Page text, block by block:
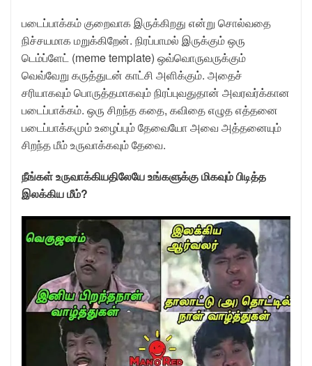
படைப்பாக்கம் குறைவாக இருக்கிறது என்று சொல்வதை
நிச்சயமாக மறுக்கிறேன். நிரப்பாமல் இருக்கும் ஒரு
டெம்ப்ளேட் (meme template) ஒவ்வொருவருக்கும்
வெவ்வேறு கருத்துடன் காட்சி அளிக்கும். அதைச்
சரியாகவும் பொருத்தமாகவும் நிரப்புவதுதான் அவரவர்க்கான
படைப்பாக்கம். ஒரு சிறந்த கதை, கவிதை எழுத எத்தனை
படைப்பாக்கமும் உழைப்பும் தேவையோ அவை அத்தனையும்
சிறந்த மீம் உருவாக்கவும் தேவை.
நீங்கள் உருவாக்கியதிலேயே உங்களுக்கு மிகவும் பிடித்த
இலக்கிய மீம்?